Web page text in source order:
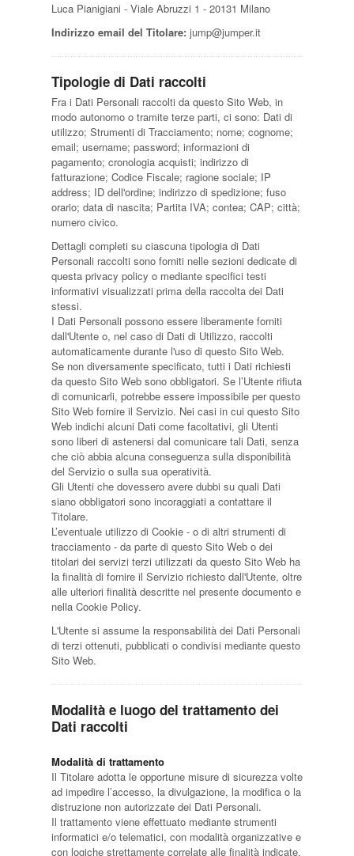
Luca Pianigiani - Viale Abruzzi 1 - 20131 Milano
Indirizzo email del Titolare: jump@jumper.it
Tipologie di Dati raccolti
Fra i Dati Personali raccolti da questo Sito Web, in
modo autonomo o tramite terze parti, ci sono: Dati di
utilizzo; Strumenti di Tracciamento; nome; cognome;
email; username; password; informazioni di
pagamento; cronologia acquisti; indirizzo di
fatturazione; Codice Fiscale; ragione sociale; IP
address; ID dell'ordine; indirizzo di spedizione; fuso
orario; data di nascita; Partita IVA; contea; CAP; città;
numero civico.
Dettagli completi su ciascuna tipologia di Dati
Personali raccolti sono forniti nelle sezioni dedicate di
questa privacy policy o mediante specifici testi
informativi visualizzati prima della raccolta dei Dati
stessi.
I Dati Personali possono essere liberamente forniti
dall'Utente o, nel caso di Dati di Utilizzo, raccolti
automaticamente durante l'uso di questo Sito Web.
Se non diversamente specificato, tutti i Dati richiesti
da questo Sito Web sono obbligatori. Se l’Utente rifiuta
di comunicarli, potrebbe essere impossibile per questo
Sito Web fornire il Servizio. Nei casi in cui questo Sito
Web indichi alcuni Dati come facoltativi, gli Utenti
sono liberi di astenersi dal comunicare tali Dati, senza
che ciò abbia alcuna conseguenza sulla disponibilità
del Servizio o sulla sua operatività.
Gli Utenti che dovessero avere dubbi su quali Dati
siano obbligatori sono incoraggiati a contattare il
Titolare.
L’eventuale utilizzo di Cookie - o di altri strumenti di
tracciamento - da parte di questo Sito Web o dei
titolari dei servizi terzi utilizzati da questo Sito Web ha
la finalità di fornire il Servizio richiesto dall'Utente, oltre
alle ulteriori finalità descritte nel presente documento e
nella Cookie Policy.
L'Utente si assume la responsabilità dei Dati Personali
di terzi ottenuti, pubblicati o condivisi mediante questo
Sito Web.
Modalità e luogo del trattamento dei
Dati raccolti
Modalità di trattamento
Il Titolare adotta le opportune misure di sicurezza volte
ad impedire l’accesso, la divulgazione, la modifica o la
distruzione non autorizzate dei Dati Personali.
Il trattamento viene effettuato mediante strumenti
informatici e/o telematici, con modalità organizzative e
con logiche strettamente correlate alle finalità indicate.